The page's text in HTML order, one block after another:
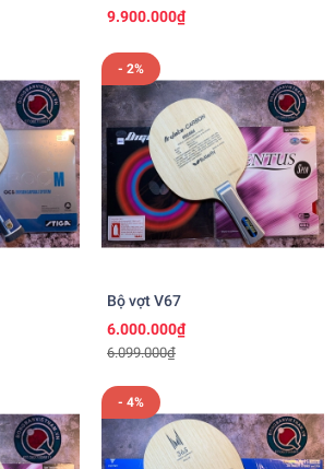
9.900.000₫
- 2%
Bộ vợt V67
6.000.000₫
6.099.000₫
- 4%